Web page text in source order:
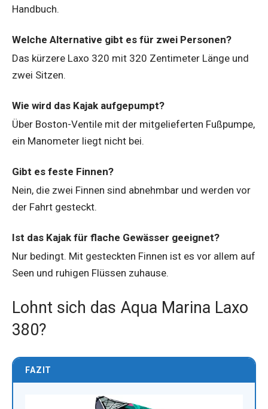
Handbuch.
Welche Alternative gibt es für zwei Personen?
Das kürzere Laxo 320 mit 320 Zentimeter Länge und
zwei Sitzen.
Wie wird das Kajak aufgepumpt?
Über Boston-Ventile mit der mitgelieferten Fußpumpe,
ein Manometer liegt nicht bei.
Gibt es feste Finnen?
Nein, die zwei Finnen sind abnehmbar und werden vor
der Fahrt gesteckt.
Ist das Kajak für flache Gewässer geeignet?
Nur bedingt. Mit gesteckten Finnen ist es vor allem auf
Seen und ruhigen Flüssen zuhause.
Lohnt sich das Aqua Marina Laxo
380?
FAZIT